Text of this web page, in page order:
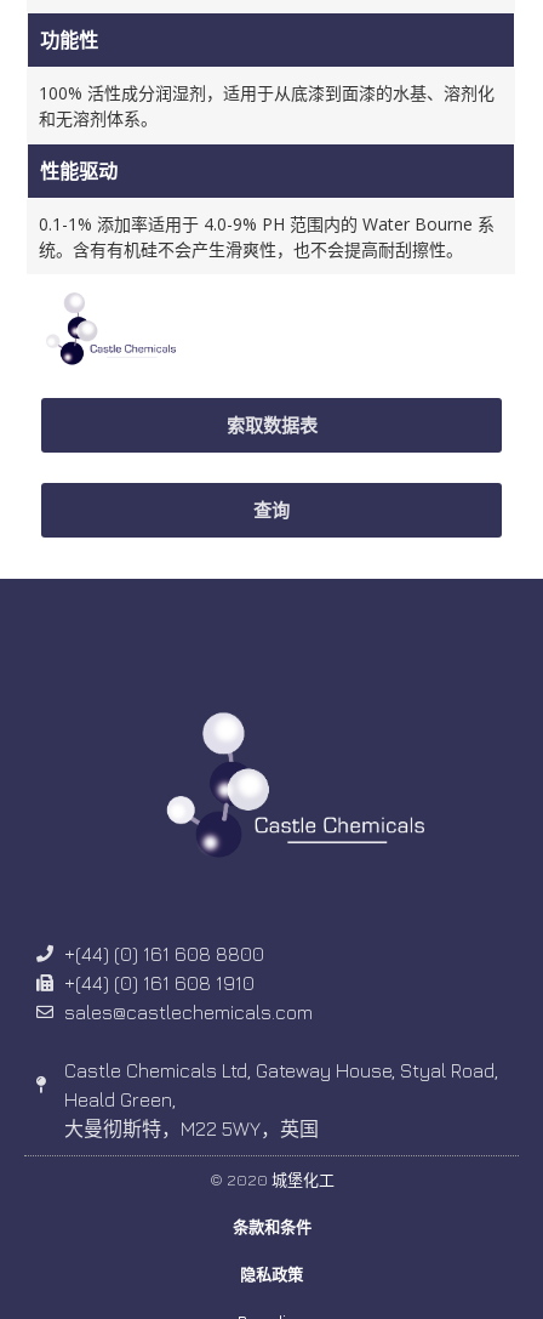
功能性
100% 活性成分润湿剂，适用于从底漆到面漆的水基、溶剂化
和无溶剂体系。
性能驱动
0.1-1% 添加率适用于 4.0-9% PH 范围内的 Water Bourne 系
统。含有有机硅不会产生滑爽性，也不会提高耐刮擦性。
索取数据表
查询
+(44) (0) 161 608 8800
+(44) (0) 161 608 1910
sales@castlechemicals.com
Castle Chemicals Ltd, Gateway House, Styal Road,
Heald Green,
大曼彻斯特，M22 5WY，英国
© 2020 城堡化工
条款和条件
隐私政策